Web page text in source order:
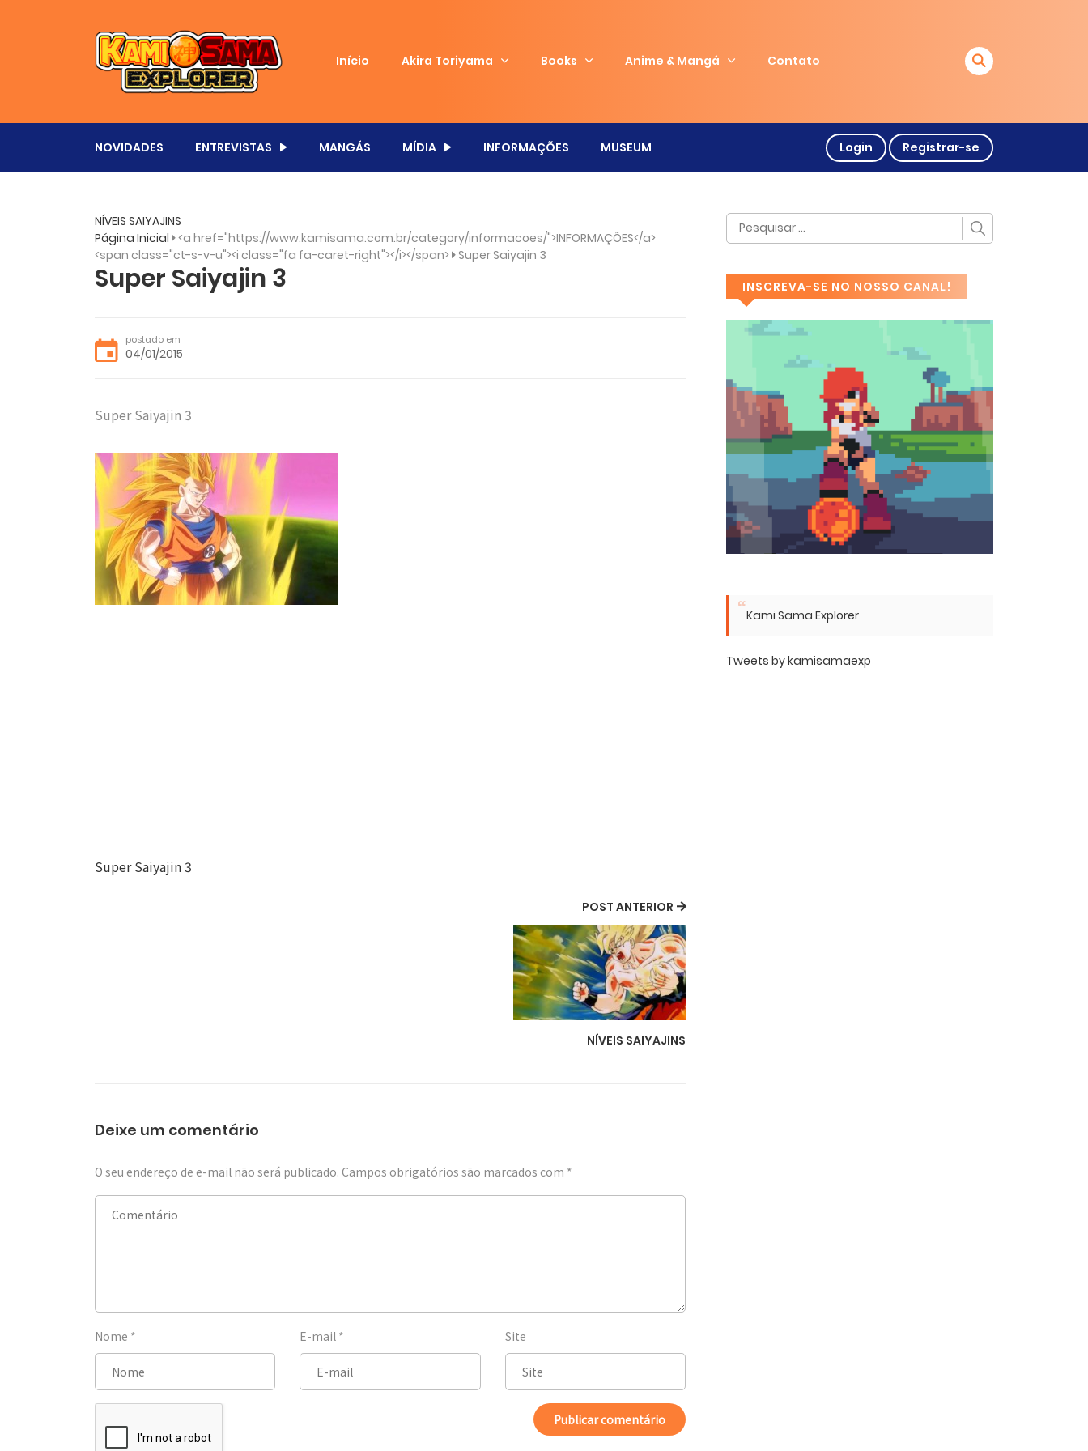
Início Akira Toriyama Books Anime & Mangá Contato
NOVIDADES ENTREVISTAS MANGÁS MÍDIA INFORMAÇÕES MUSEUM Login Registrar-se
NÍVEIS SAIYAJINS
Página Inicial <a href="https://www.kamisama.com.br/category/informacoes/">INFORMAÇÕES</a>
<span class="ct-s-v-u"><i class="fa fa-caret-right"></i></span> Super Saiyajin 3
Super Saiyajin 3
postado em
04/01/2015
Super Saiyajin 3
Super Saiyajin 3
POST ANTERIOR
NÍVEIS SAIYAJINS
Deixe um comentário
O seu endereço de e-mail não será publicado. Campos obrigatórios são marcados com *
Nome * E-mail * Site
INSCREVA-SE NO NOSSO CANAL!
Kami Sama Explorer
Tweets by kamisamaexp